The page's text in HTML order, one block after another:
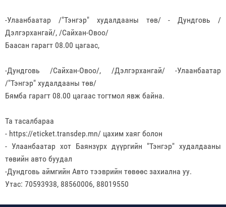
-Улаанбаатар /"Тэнгэр" худалдааны төв/ - Дундговь /
Дэлгэрхангай/, /Сайхан-Овоо/
Баасан гарагт 08.00 цагаас,
-Дундговь /Сайхан-Овоо/, /Дэлгэрхангай/ -Улаанбаатар
/"Тэнгэр" худалдааны төв/
Бямба гарагт 08.00 цагаас тогтмол явж байна.
Та тасалбараа
- https://eticket.transdep.mn/ цахим хаяг болон
- Улаанбаатар хот Баянзүрх дүүргийн "Тэнгэр" худалдааны
төвийн авто буудал
-Дундговь аймгийн Авто тээврийн төвөөс захиална уу.
Утас: 70593938, 88560006, 88019550